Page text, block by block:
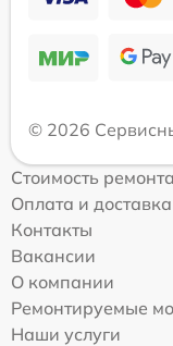
© 2026
Стоимость ремонта
Оплата и доставка
Контакты
Вакансии
О компании
Ремонтируемые
Наши услуги